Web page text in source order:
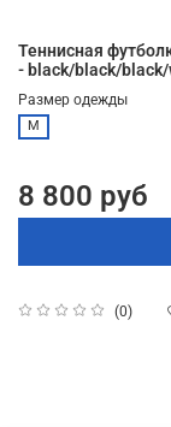
Теннисная
- black/black/
(0)
Размер одежды
M
8 800 руб